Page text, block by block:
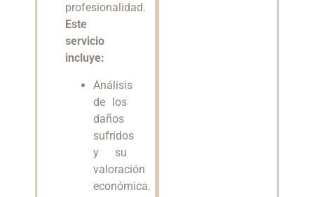
profesionalidad.
Este
servicio
incluye:
Análisis
de los
daños
sufridos
y su
valoración
económica.